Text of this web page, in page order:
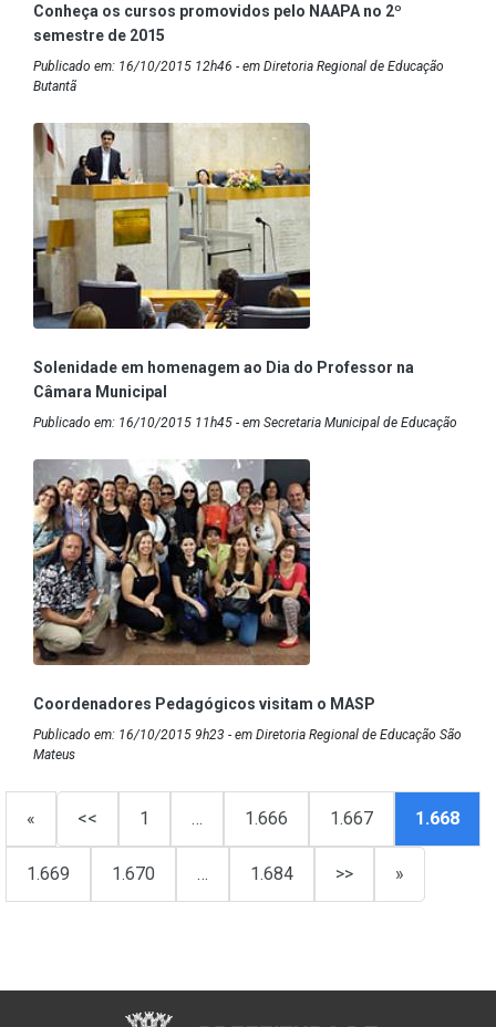
Conheça os cursos promovidos pelo NAAPA no 2º
semestre de 2015
Publicado em: 16/10/2015 12h46 - em Diretoria Regional de Educação
Butantã
Solenidade em homenagem ao Dia do Professor na
Câmara Municipal
Publicado em: 16/10/2015 11h45 - em Secretaria Municipal de Educação
Coordenadores Pedagógicos visitam o MASP
Publicado em: 16/10/2015 9h23 - em Diretoria Regional de Educação São
Mateus
« << 1 … 1.666 1.667 1.668
1.669 1.670 … 1.684 >> »